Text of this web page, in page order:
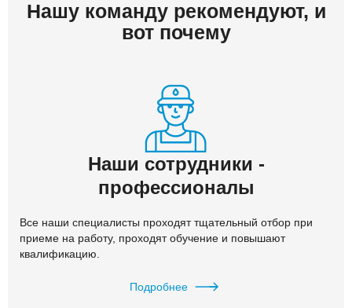
Нашу команду рекомендуют, и
вот почему
Наши сотрудники -
профессионалы
Все наши специалисты проходят тщательный отбор при
приеме на работу, проходят обучение и повышают
квалификацию.
Подробнее